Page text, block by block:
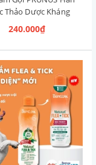
Thảo Dược Kháng
Aroma Mild
Shampoo 500ml
240.000₫